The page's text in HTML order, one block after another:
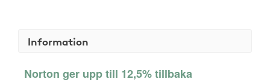
Information
Norton ger upp till 12,5% tillbaka